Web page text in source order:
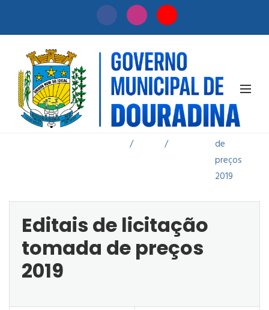
Início
/
Licitação
/
Editais de
licitação
tomada
de
preços
2019
Editais de licitação
tomada de preços
2019